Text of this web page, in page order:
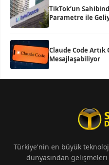
TikTok’un
Parametre ile
Claude Code
Mesajlaşabiliyor
Türkiye'nin en büyük
dünyasından gelişmeleri